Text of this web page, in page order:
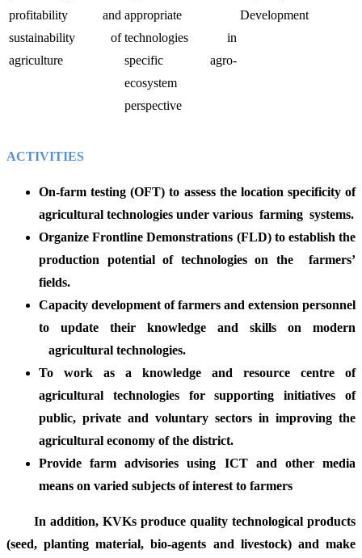
profitability and
sustainability of
agriculture
appropriate
technologies in
specific agro-
ecosystem
perspective
Development
ACTIVITIES
On-farm testing (OFT) to assess the location specificity of
agricultural technologies under various farming systems.
Organize Frontline Demonstrations (FLD) to establish the
production potential of technologies on the farmers’
fields.
Capacity development of farmers and extension personnel
to update their knowledge and skills on modern
agricultural technologies.
To work as a knowledge and resource centre of
agricultural technologies for supporting initiatives of
public, private and voluntary sectors in improving the
agricultural economy of the district.
Provide farm advisories using ICT and other media
means on varied subjects of interest to farmers
In addition, KVKs produce quality technological products
(seed, planting material, bio-agents and livestock) and make